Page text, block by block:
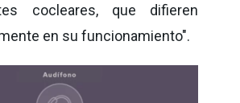
cocleares, que difieren
en su funcionamiento".